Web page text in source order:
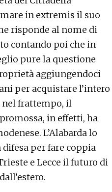
in extremis il suo
risponde al nome di
contando poi che in
pure la questione
aggiungendoci
per acquistare l’intero
nel frattempo, il
in effetti, ha
L’Alabarda lo
per fare coppia
e Lecce il futuro di